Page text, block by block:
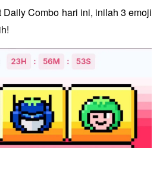
Daily Combo hari ini, inilah 3 emoji